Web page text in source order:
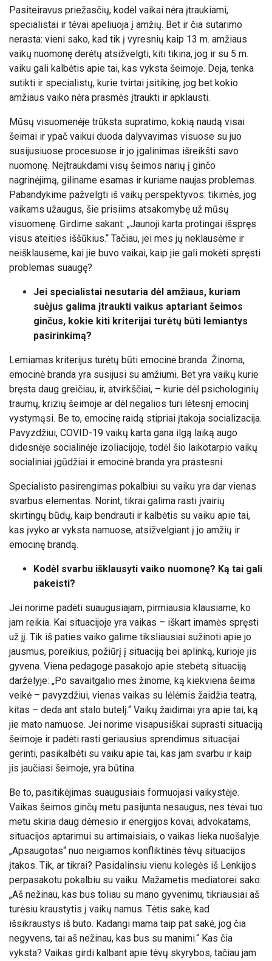
Pasiteiravus priežasčių, kodėl vaikai nėra įtraukiami,
specialistai ir tėvai apeliuoja į amžių. Bet ir čia sutarimo
nerasta: vieni sako, kad tik į vyresnių kaip 13 m. amžiaus
vaikų nuomonę derėtų atsižvelgti, kiti tikina, jog ir su 5 m.
vaiku gali kalbėtis apie tai, kas vyksta šeimoje. Deja, tenka
sutikti ir specialistų, kurie tvirtai įsitikinę, jog bet kokio
amžiaus vaiko nėra prasmės įtraukti ir apklausti.
Mūsų visuomenėje trūksta supratimo, kokią naudą visai
šeimai ir ypač vaikui duoda dalyvavimas visuose su juo
susijusiuose procesuose ir jo įgalinimas išreikšti savo
nuomonę. Neįtraukdami visų šeimos narių į ginčo
nagrinėjimą, giliname esamas ir kuriame naujas problemas.
Pabandykime pažvelgti iš vaikų perspektyvos: tikimės, jog
vaikams užaugus, šie prisiims atsakomybę už mūsų
visuomenę. Girdime sakant: „Jaunoji karta protingai išspręs
visus ateities iššūkius.“ Tačiau, jei mes jų neklausėme ir
neišklausėme, kai jie buvo vaikai, kaip jie gali mokėti spręsti
problemas suaugę?
Jei specialistai nesutaria dėl amžiaus, kuriam
suėjus galima įtraukti vaikus aptariant šeimos
ginčus, kokie kiti kriterijai turėtų būti lemiantys
pasirinkimą?
Lemiamas kriterijus turėtų būti emocinė branda. Žinoma,
emocinė branda yra susijusi su amžiumi. Bet yra vaikų kurie
bręsta daug greičiau, ir, atvirkščiai, – kurie dėl psichologinių
traumų, krizių šeimoje ar dėl negalios turi lėtesnį emocinį
vystymąsi. Be to, emocinę raidą stipriai įtakoja socializacija.
Pavyzdžiui, COVID-19 vaikų karta gana ilgą laiką augo
didesnėje socialinėje izoliacijoje, todėl šio laikotarpio vaikų
socialiniai įgūdžiai ir emocinė branda yra prastesni.
Specialisto pasirengimas pokalbiui su vaiku yra dar vienas
svarbus elementas. Norint, tikrai galima rasti įvairių
skirtingų būdų, kaip bendrauti ir kalbėtis su vaiku apie tai,
kas įvyko ar vyksta namuose, atsižvelgiant į jo amžių ir
emocinę brandą.
Kodėl svarbu išklausyti vaiko nuomonę? Ką tai gali
pakeisti?
Jei norime padėti suaugusiajam, pirmiausia klausiame, ko
jam reikia. Kai situacijoje yra vaikas – iškart imamės spręsti
už jį. Tik iš paties vaiko galime tiksliausiai sužinoti apie jo
jausmus, poreikius, požiūrį į situaciją bei aplinką, kurioje jis
gyvena. Viena pedagogė pasakojo apie stebėtą situaciją
darželyje: „Po savaitgalio mes žinome, ką kiekviena šeima
veikė – pavyzdžiui, vienas vaikas su lėlėmis žaidžia teatrą,
kitas – deda ant stalo butelį.“ Vaikų žaidimai yra apie tai, ką
jie mato namuose. Jei norime visapusiškai suprasti situaciją
šeimoje ir padėti rasti geriausius sprendimus situacijai
gerinti, pasikalbėti su vaiku apie tai, kas jam svarbu ir kaip
jis jaučiasi šeimoje, yra būtina.
Be to, pasitikėjimas suaugusiais formuojasi vaikystėje.
Vaikas šeimos ginčų metu pasijunta nesaugus, nes tėvai tuo
metu skiria daug dėmesio ir energijos kovai, advokatams,
situacijos aptarimui su artimaisiais, o vaikas lieka nuošalyje.
„Apsaugotas“ nuo neigiamos konfliktinės tėvų situacijos
įtakos. Tik, ar tikrai? Pasidalinsiu vienu kolegės iš Lenkijos
perpasakotu pokalbiu su vaiku. Mažametis mediatorei sako:
„Aš nežinau, kas bus toliau su mano gyvenimu, tikriausiai aš
turėsiu kraustytis į vaikų namus. Tėtis sakė, kad
išsikraustys iš buto. Kadangi mama taip pat sakė, jog čia
negyvens, tai aš nežinau, kas bus su manimi.“ Kas čia
vyksta? Vaikas girdi kalbant apie tėvų skyrybos, tačiau jam